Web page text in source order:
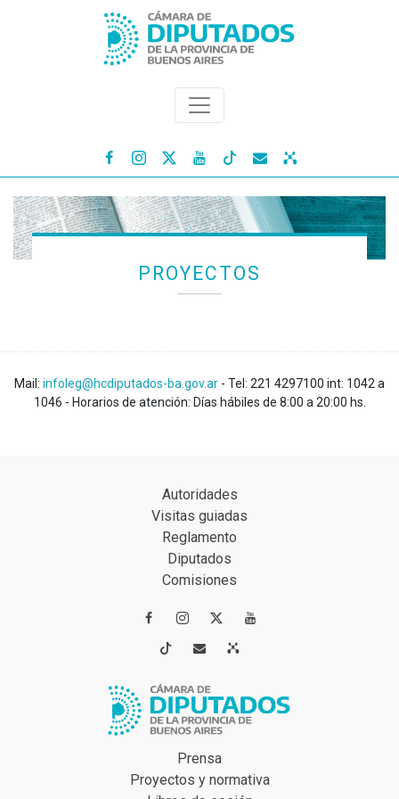
   
PROYECTOS
Mail: infoleg@hcdiputados-ba.gov.ar - Tel: 221 4297100 int: 1042 a
1046 - Horarios de atención: Días hábiles de 8:00 a 20:00 hs.
Autoridades
Visitas guiadas
Reglamento
Diputados
Comisiones
 
 
Prensa
Proyectos y normativa